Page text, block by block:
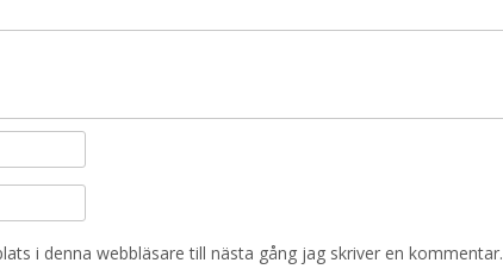
i denna webbläsare till nästa gång jag skriver en kommentar.